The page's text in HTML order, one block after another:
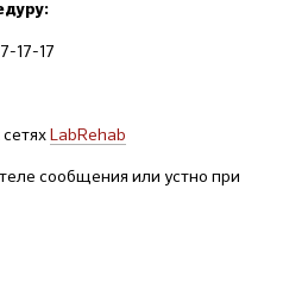
17-17
LabRehab
сообщения или устно при